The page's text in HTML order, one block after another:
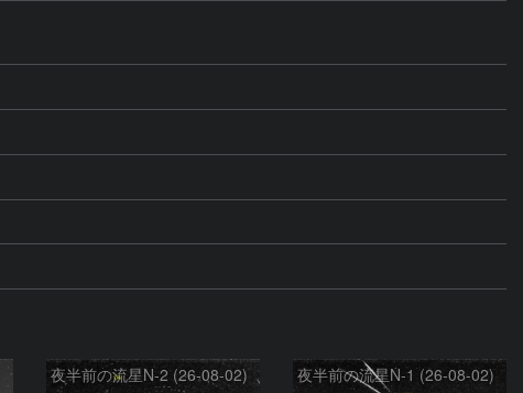
夜半前の流星N-2 (26-08-02) 夜半前の流星N-1 (26-08-02)